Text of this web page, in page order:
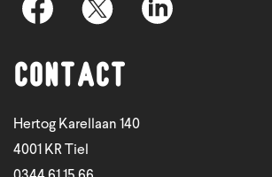
Contact
Hertog Karellaan 140
4001 KR Tiel